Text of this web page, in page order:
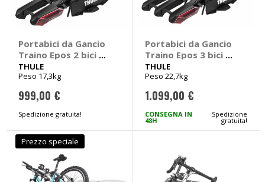
Portabici da Gancio
Traino Epos 2 bici -
THULE
THULE
Peso 17,3kg
999,00 €
Spedizione gratuita!
Portabici da Gancio
Traino Epos 3 bici -
THULE
THULE
Peso 22,7kg
1.099,00 €
CONSEGNA IN
48H
Spedizione
gratuita!
Prezzo speciale